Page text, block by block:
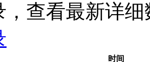
，查看最新详细
时间